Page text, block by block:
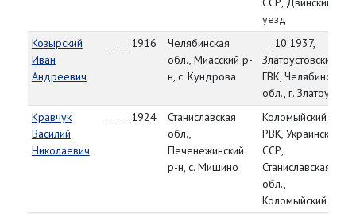
уезд
Козырский
Иван
Андреевич
__.__.1916
Челябинская
обл., Миасский р-
н, с. Кундрова
__.10.1937,
Златоустовский
ГВК, Челябинская
обл., г. Златоуст
Кравчук
Василий
Николаевич
__.__.1924
Станиславская
обл.,
Печенежинский
р-н, с. Мишино
Коломыйский
РВК, Украинская
ССР,
Станиславская
обл.,
Коломыйский р-н